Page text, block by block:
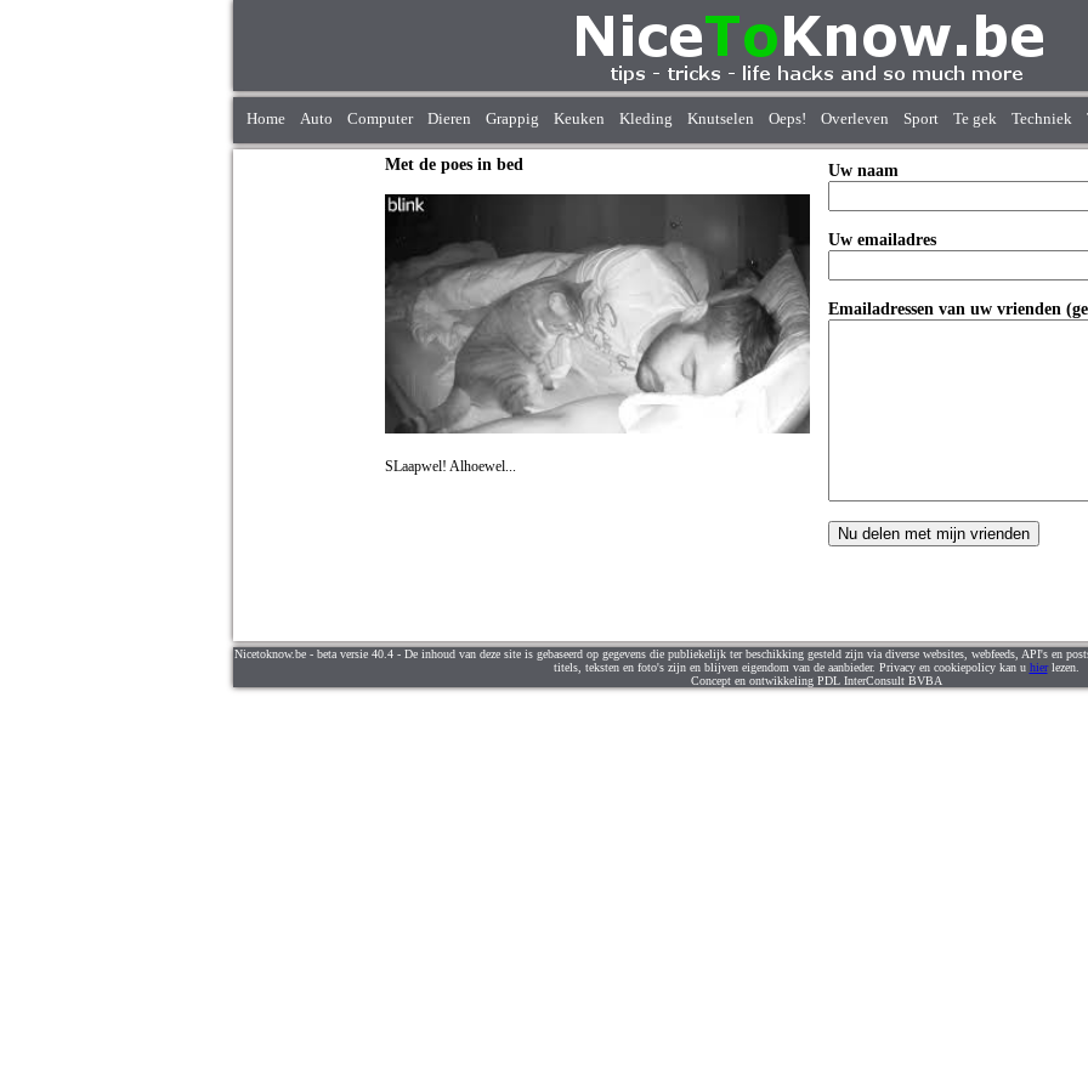
Home Auto Computer Dieren Grappig Keuken Kleding Knutselen Oeps! Overleven Sport Te gek Techniek
Met de poes in bed
SLaapwel! Alhoewel...
Uw naam
Uw emailadres
Emailadressen van uw vrienden
Nicetoknow.be - beta versie 40.4 - De inhoud van deze site is gebaseerd op gegevens die publiekelijk ter beschikking gesteld zijn via diverse websites, webfeeds, API's en
titels, teksten en foto's zijn en blijven eigendom van de aanbieder. Privacy en cookiepolicy kan u hierlezen.
Concept en ontwikkeling PDL InterConsult BVBA